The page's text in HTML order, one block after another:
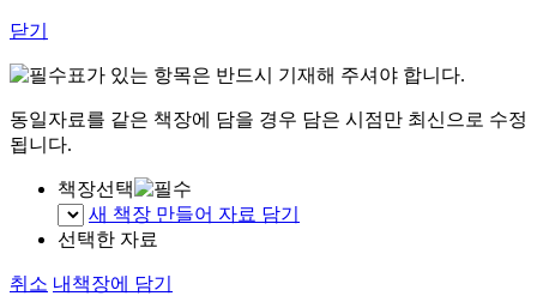
닫기
표가 있는 항목은 반드시 기재해 주셔야 합니다.
동일자료를 같은 책장에 담을 경우 담은 시점만 최신으로 수정
됩니다.
책장선택
새 책장 만들어 자료 담기
선택한 자료
취소 내책장에 담기